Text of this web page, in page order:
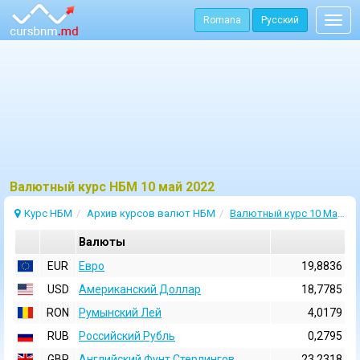
Romana Русский
Bалютный курс НБМ 10 май 2022
Курс НБМ Архив курсов валют НБМ Валютный курс 10 Май 2022
Валюты
EUR
Евро
19,8836
USD
Aмериканский Доллар
18,7785
RON
Румынский Лей
4,0179
RUB
Российский Рубль
0,2795